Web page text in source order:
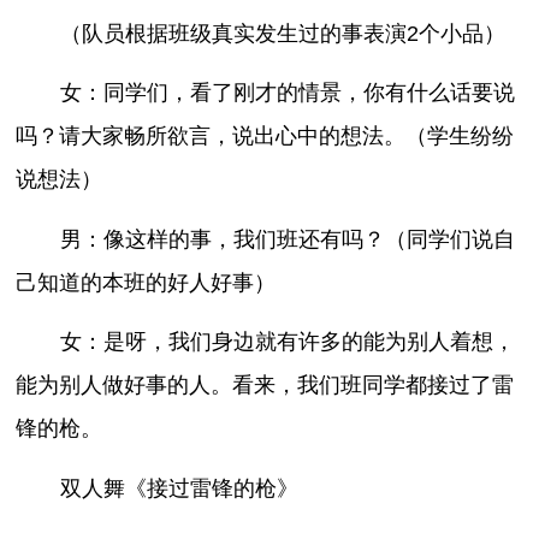
（队员根据班级真实发生过的事表演2个小品）
女：同学们，看了刚才的情景，你有什么话要说
吗？请大家畅所欲言，说出心中的想法。（学生纷纷
说想法）
男：像这样的事，我们班还有吗？（同学们说自
己知道的本班的好人好事）
女：是呀，我们身边就有许多的能为别人着想，
能为别人做好事的人。看来，我们班同学都接过了雷
锋的枪。
双人舞《接过雷锋的枪》